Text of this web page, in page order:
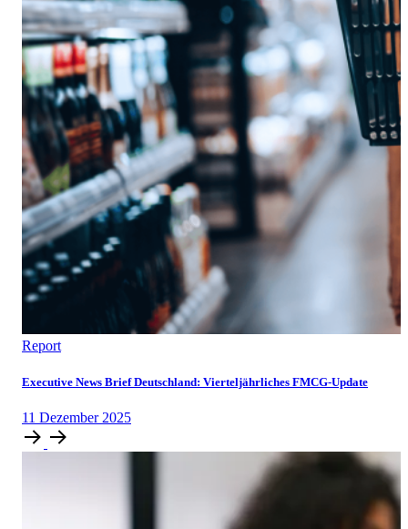
Report
Executive News Brief Deutschland: Vierteljährliches FMCG-Update
11 Dezember 2025